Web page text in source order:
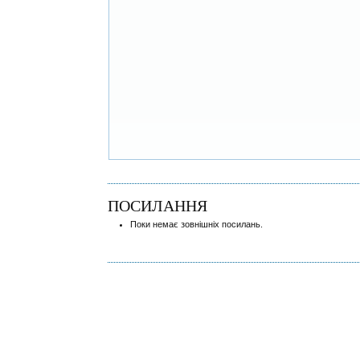
ПОСИЛАННЯ
Поки немає зовнішніх посилань.